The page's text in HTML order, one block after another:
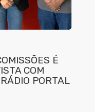
É
COM
PORTAL